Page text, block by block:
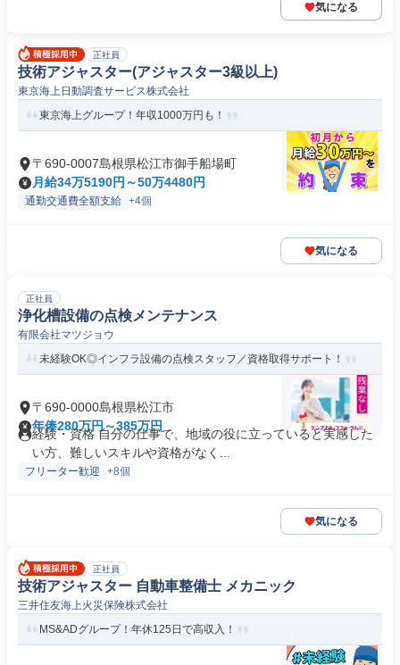
気になる
正社員
技術アジャスター(アジャスター3級以上)
東京海上日動調査サービス株式会社
東京海上グループ！年収1000万円も！
〒690-0007島根県松江市御手船場町
月給34万5190円～50万4480円
通勤交通費全額支給 +4個
気になる
正社員
浄化槽設備の点検メンテナンス
有限会社マツジョウ
未経験OK◎インフラ設備の点検スタッフ／資格取得サポート！
〒690-0000島根県松江市
年俸280万円～385万円
経験・資格 自分の仕事で、地域の役に立っていると実感した
い方、難しいスキルや資格がなく...
フリーター歓迎 +8個
気になる
正社員
技術アジャスター 自動車整備士 メカニック
三井住友海上火災保険株式会社
MS&ADグループ！年休125日で高収入！